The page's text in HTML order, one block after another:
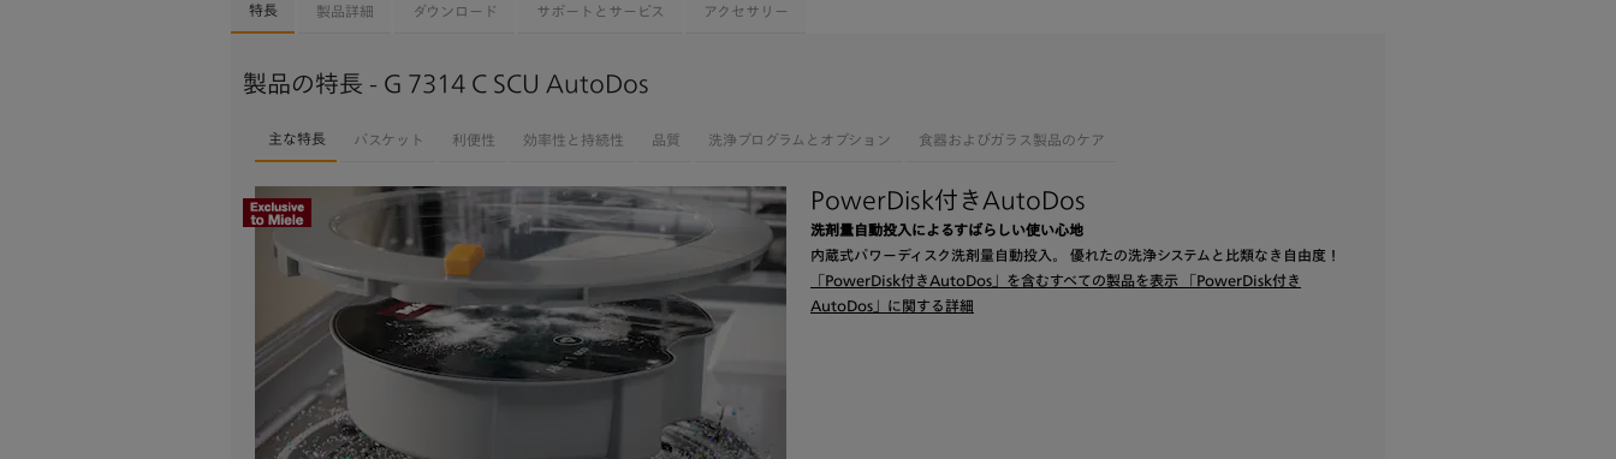
特長 製品詳細 ダウンロード サポートとサービス アクセサリー
製品の特長 - G 7314 C SCU AutoDos
主な特長 バスケット 利便性 効率性と持続性 品質 洗浄プログラムとオプション 食器およびガラス製品のケア
PowerDisk付きAutoDos
洗剤量自動投入によるすばらしい使い心地
内蔵式パワーディスク洗剤量自動投入。 優れたの洗浄システムと比類なき自由度！
「PowerDisk付きAutoDos」を含むすべての製品を表示
「PowerDisk付き
AutoDos」に関する詳細